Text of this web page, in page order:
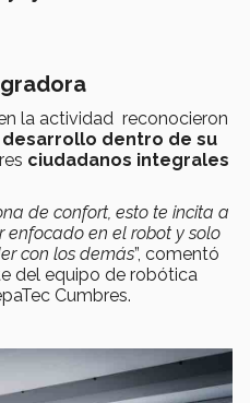
la actividad reconocieron
desarrollo dentro de su
ciudadanos integrales
de confort, esto te incita a
enfocado en el robot y solo
con los demás”, comentó
del equipo de robótica
Cumbres.